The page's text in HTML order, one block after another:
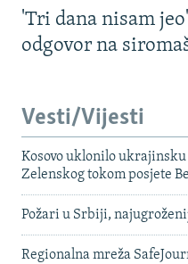
'Tri dana nisam
odgovor na
Vesti/Vijesti
Kosovo uklonilo ukrajinsku
Zelenskog tokom posjete
Požari u Srbiji,
Regionalna mreža